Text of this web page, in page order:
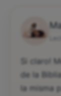
Si claro!
de la
la misma